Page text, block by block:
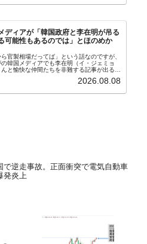
ディアが「韓国政府と李在明が吊る
可能性もあるのでは」とほのめか
ら官製相場だってば」という話なのですが、
の韓国メディアでも李在明（イ・ジェミョ
んと愉快な仲間たちを非難する記事が出るよ
日報』に面白い記事が出ています。「東西南
2026.08.08
で逆走事故。正面衝突で電気自動車
発炎上